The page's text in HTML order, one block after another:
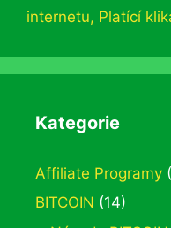
internetu, Platící
Kategorie
Affiliate Programy
BITCOIN (14)